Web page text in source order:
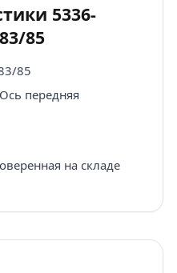
5336-
85
85
передняя
на складе